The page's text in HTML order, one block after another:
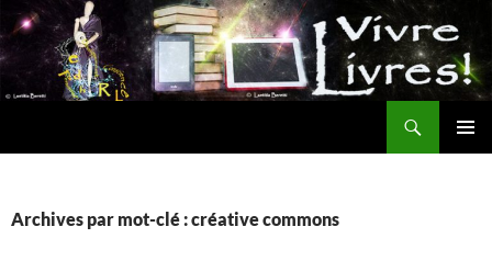
Aller
au
contenu
Archives par mot-clé : créative commons